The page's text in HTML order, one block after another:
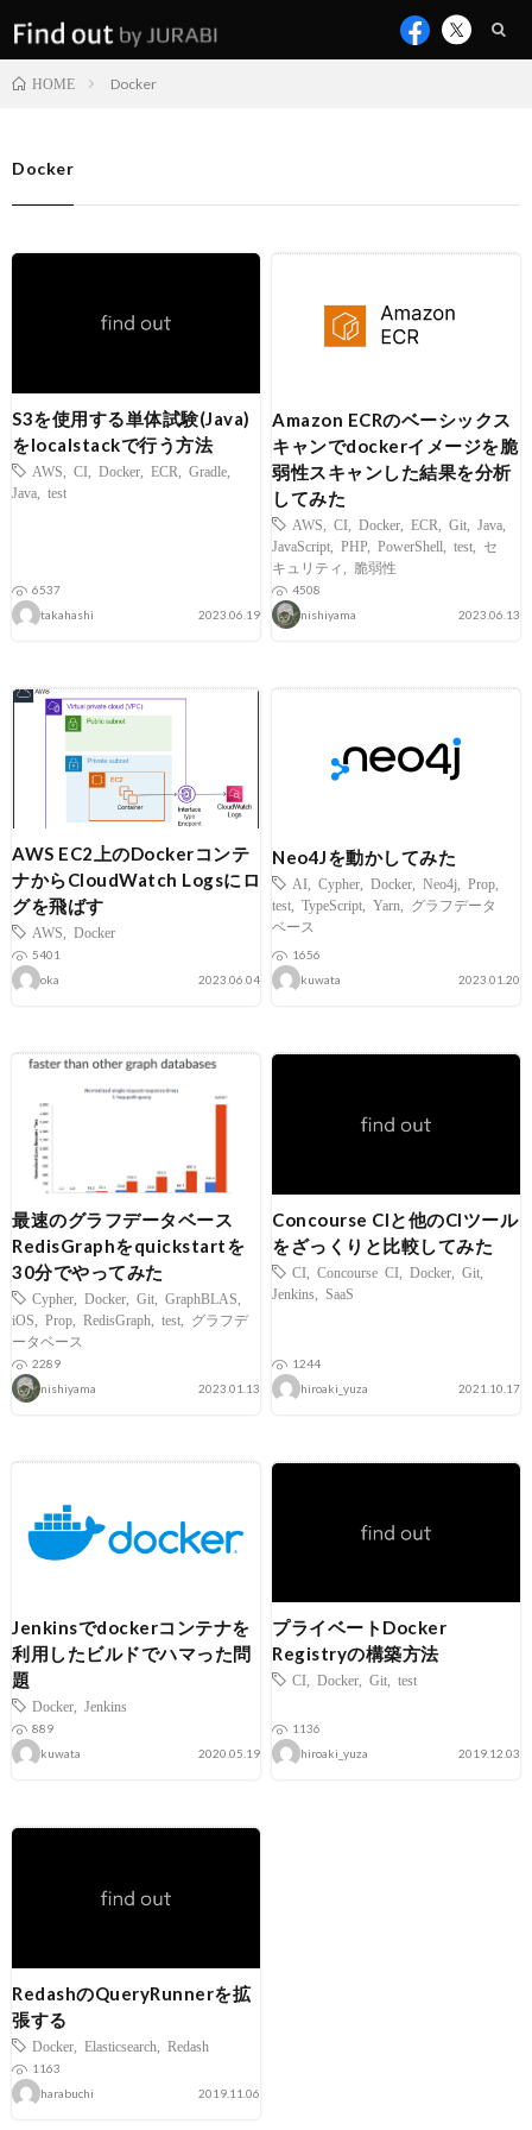
HOME Docker
Docker
S3を使用する単体試験(Java)
をlocalstackで行う方法
AWS CI Docker ECR Gradle
Java
test
6537
takahashi
2023.06.19
Amazon ECRのベーシックス
キャンでdockerイメージを脆
弱性スキャンした結果を分析
してみた
AWS CI Docker ECR Git Java
JavaScript
PHP PowerShell test
セ
キュリティ
脆弱性
4508
nishiyama
2023.06.13
AWS EC2上のDockerコンテ
ナからCloudWatch Logsにロ
グを飛ばす
AWS
Docker
5401
oka
2023.06.04
Neo4Jを動かしてみた
AI Cypher Docker Neo4j Prop
test
TypeScript Yarn
グラフデータ
ベース
1656
kuwata
2023.01.20
最速のグラフデータベース
RedisGraphをquickstartを
30分でやってみた
Cypher Docker Git GraphBLAS
iOS
Prop RedisGraph test
グラフデ
ータベース
2289
nishiyama
2023.01.13
Concourse CIと他のCIツール
をざっくりと比較してみた
CI Concourse CI Docker Git
Jenkins
SaaS
1244
hiroaki_yuza
2021.10.17
Jenkinsでdockerコンテナを
利用したビルドでハマった問
題
Docker
Jenkins
889
kuwata
2020.05.19
プライベートDocker
Registryの構築方法
CI Docker Git test
1136
hiroaki_yuza
2019.12.03
RedashのQueryRunnerを拡
張する
Docker Elasticsearch
Redash
1163
harabuchi
2019.11.06